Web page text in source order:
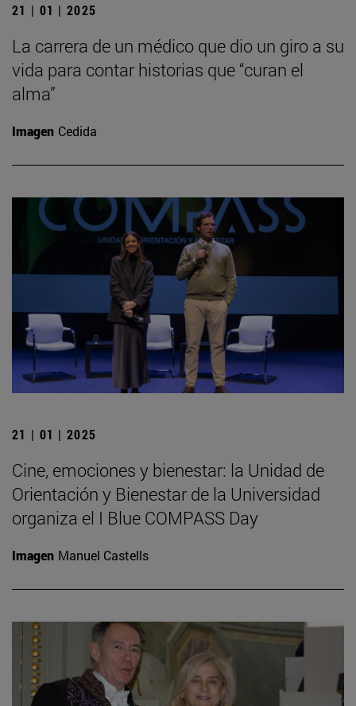
21 | 01 | 2025
La carrera de un médico que dio un giro a su
vida para contar historias que “curan el
alma”
Imagen Cedida
21 | 01 | 2025
Cine, emociones y bienestar: la Unidad de
Orientación y Bienestar de la Universidad
organiza el I Blue COMPASS Day
Imagen Manuel Castells